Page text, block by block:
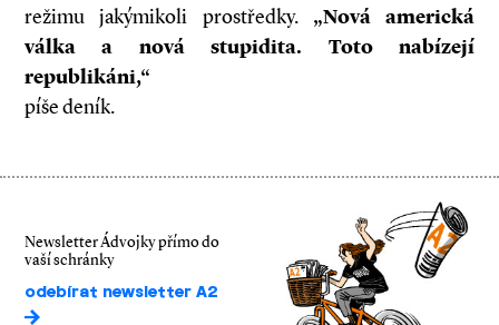
režimu jakýmikoli prostředky. „Nová americká
válka a nová stupidita. Toto nabízejí
republikáni,“
píše deník.
Newsletter Ádvojky přímo do
vaší schránky
odebírat newsletter A2